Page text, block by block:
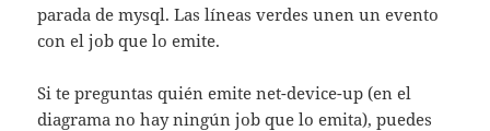
parada de mysql. Las líneas verdes unen un evento
con el job que lo emite.
Si te preguntas quién emite net-device-up (en el
diagrama no hay ningún job que lo emita), puedes